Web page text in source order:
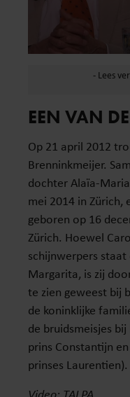
EEN VAN
Op 21 april 2012
Brenninkmeijer.
dochter Alaïa-
mei 2014 in Zürich,
geboren op 16
Zürich. Hoewel
schijnwerpers staat
Margarita, is zij
te zien geweest bij
de koninklijke
de bruidsmeisjes
prins Constantijn
prinses Laurentien).